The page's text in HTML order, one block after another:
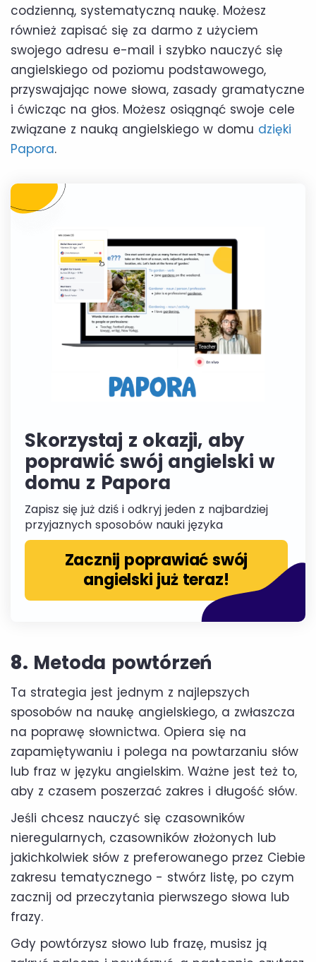
codzienną, systematyczną naukę. Możesz
również zapisać się za darmo z użyciem
swojego adresu e-mail i szybko nauczyć się
angielskiego od poziomu podstawowego,
przyswajając nowe słowa, zasady gramatyczne
i ćwicząc na głos. Możesz osiągnąć swoje cele
związane z nauką angielskiego w domu dzięki
Papora.
Skorzystaj z okazji, aby
poprawić swój angielski w
domu z Papora
Zapisz się już dziś i odkryj jeden z najbardziej
przyjaznych sposobów nauki języka
Zacznij poprawiać swój
angielski już teraz!
8. Metoda powtórzeń
Ta strategia jest jednym z najlepszych
sposobów na naukę angielskiego, a zwłaszcza
na poprawę słownictwa. Opiera się na
zapamiętywaniu i polega na powtarzaniu słów
lub fraz w języku angielskim. Ważne jest też to,
aby z czasem poszerzać zakres i długość słów.
Jeśli chcesz nauczyć się czasowników
nieregularnych, czasowników złożonych lub
jakichkolwiek słów z preferowanego przez Ciebie
zakresu tematycznego - stwórz listę, po czym
zacznij od przeczytania pierwszego słowa lub
frazy.
Gdy powtórzysz słowo lub frazę, musisz ją